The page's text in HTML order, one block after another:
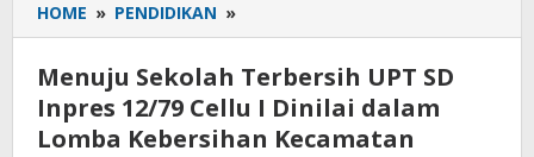
HOME » PENDIDIKAN »
Sekolah
Terbersih
UPT
SD
Inpres
Menuju Sekolah Terbersih UPT SD
Inpres 12/79 Cellu I Dinilai dalam
Lomba Kebersihan Kecamatan